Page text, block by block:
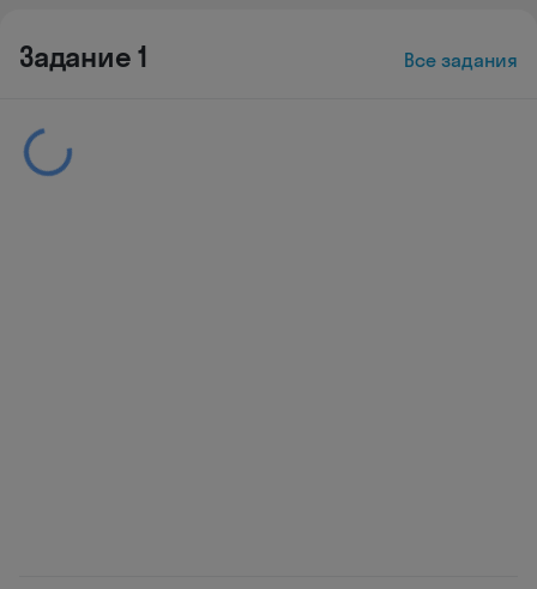
Задание 1 Все задания